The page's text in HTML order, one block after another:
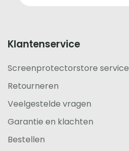
Klantenservice
Screenprotectorstore service
Retourneren
Veelgestelde vragen
Garantie en klachten
Bestellen